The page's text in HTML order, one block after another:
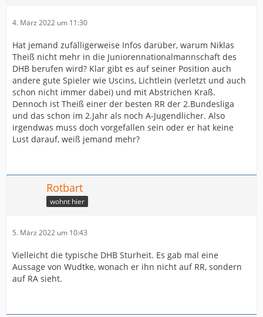
4. März 2022 um 11:30
Hat jemand zufälligerweise Infos darüber, warum Niklas
Theiß nicht mehr in die Juniorennationalmannschaft des
DHB berufen wird? Klar gibt es auf seiner Position auch
andere gute Spieler wie Uscins, Lichtlein (verletzt und auch
schon nicht immer dabei) und mit Abstrichen Kraß.
Dennoch ist Theiß einer der besten RR der 2.Bundesliga
und das schon im 2.Jahr als noch A-Jugendlicher. Also
irgendwas muss doch vorgefallen sein oder er hat keine
Lust darauf, weiß jemand mehr?
Rotbart
wohnt hier
5. März 2022 um 10:43
Vielleicht die typische DHB Sturheit. Es gab mal eine
Aussage von Wudtke, wonach er ihn nicht auf RR, sondern
auf RA sieht.